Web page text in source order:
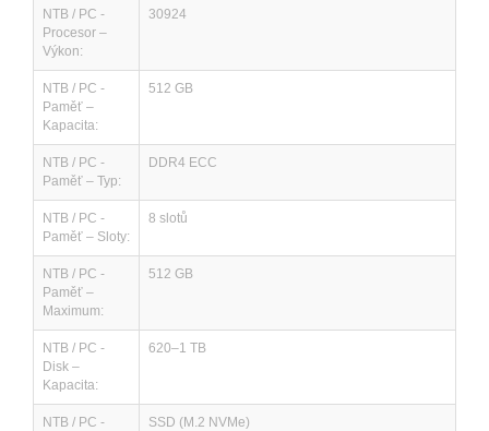
NTB / PC -
Procesor –
Výkon:
30924
NTB / PC -
Paměť –
Kapacita:
512 GB
NTB / PC -
Paměť – Typ:
DDR4 ECC
NTB / PC -
Paměť – Sloty:
8 slotů
NTB / PC -
Paměť –
Maximum:
512 GB
NTB / PC -
Disk –
Kapacita:
620–1 TB
NTB / PC -
SSD (M.2 NVMe)